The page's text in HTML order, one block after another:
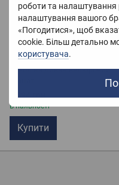
роботи та налаштування
налаштування вашого
«Погодитися», щоб
cookie. Більш детально
користувача.
1
Чохол на диван велюровий
В наявності
Купити